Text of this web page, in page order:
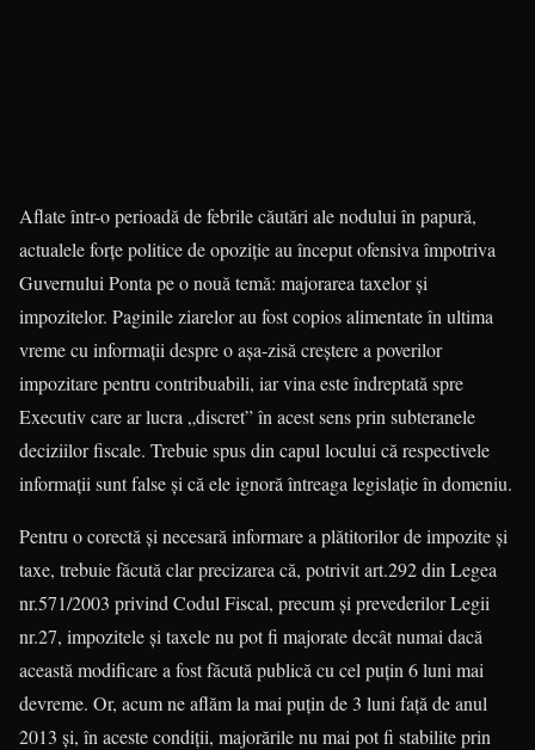
Aflate într-o perioadă de febrile căutări ale nodului în papură,
actualele forţe politice de opoziţie au început ofensiva împotriva
Gu­ver­nului Ponta pe o nouă temă: majora­rea taxelor şi
impozitelor. Paginile ziarelor au fost copios alimentate în ultima
vreme cu informaţii despre o aşa-zisă creştere a poverilor
impozitare pentru contribuabili, iar vina este îndreptată spre
Executiv care ar lucra „discret” în acest sens prin subteranele
deciziilor fiscale. Trebuie spus din capul locului că respectivele
informaţii sunt false şi că ele ignoră întreaga legislaţie în domeniu.
Pentru o corectă şi necesară informare a plătitorilor de impozite şi
taxe, trebuie făcută clar precizarea că, potrivit art.292 din Legea
nr.571/2003 privind Codul Fiscal, precum şi prevederilor Legii
nr.27, impozi­tele şi taxele nu pot fi majorate decât numai dacă
această modificare a fost făcută pu­blică cu cel puţin 6 luni mai
devreme. Or, acum ne aflăm la mai puţin de 3 luni faţă de anul
2013 şi, în aceste condiţii, majorările nu mai pot fi stabilite prin